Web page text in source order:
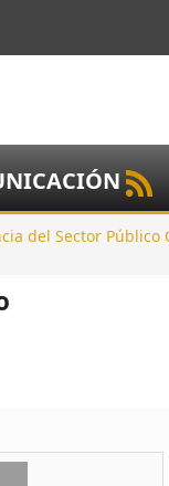
del Sector Público